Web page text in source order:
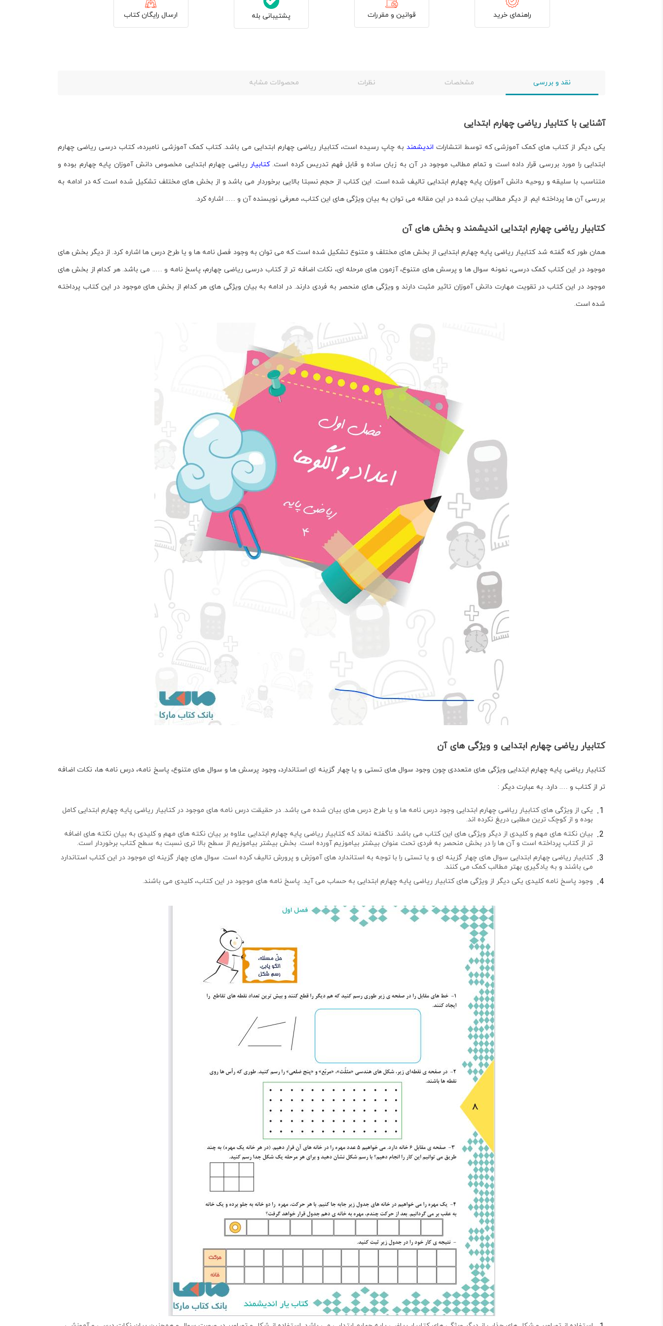
راهنمای خرید قوانین و مقررات پشتیبانی بله ارسال رایگان کتاب
نقد و بررسی مشخصات نظرات محصولات مشابه
آشنایی با کتابیار ریاضی چهارم ابتدایی
یکی دیگر از کتاب های کمک آموزشی که توسط انتشارات اندیشمند به چاپ رسیده است، کتابیار ریاضی چهارم ابتدایی می باشد. کتاب کمک آموزشی نامبرده، کتاب درسی ریاضی چهارم
ابتدایی را مورد بررسی قرار داده است و تمام مطالب موجود در آن به زبان ساده و قابل فهم تدریس کرده است.کتابیار ریاضی چهارم ابتدایی مخصوص دانش آموزان پایه چهارم بوده و
متناسب با سلیقه و روحیه دانش آموزان پایه چهارم ابتدایی تالیف شده است. این کتاب از حجم نسبتا بالایی برخوردار می باشد و از بخش های مختلف تشکیل شده است که در ادامه به
بررسی آن ها پرداخته ایم. از دیگر مطالب بیان شده در این مقاله می توان به بیان ویژگی های این کتاب، معرفی نویسنده آن و ….. اشاره کرد.
کتابیار ریاضی چهارم ابتدایی اندیشمند و بخش های آن
همان طور که گفته شد کتابیار ریاضی پایه چهارم ابتدایی از بخش های مختلف و متنوع تشکیل شده است که می توان به وجود فصل نامه ها و یا طرح درس ها اشاره کرد. از دیگر بخش های
موجود در این کتاب کمک درسی، نمونه سوال ها و پرسش های متنوع، آزمون های مرحله ای، نکات اضافه تر از کتاب درسی ریاضی چهارم، پاسخ نامه و ….. می باشد. هر کدام از بخش های
موجود در این کتاب در تقویت مهارت دانش آموزان تاثیر مثبت دارند و ویژگی های منحصر به فردی دارند. در ادامه به بیان ویژگی های هر کدام از بخش های موجود در این کتاب پرداخته
شده است.
کتابیار ریاضی چهارم ابتدایی و ویژگی های آن
کتابیار ریاضی پایه چهارم ابتدایی ویژگی های متعددی چون وجود سوال های تستی و یا چهار گزینه ای استاندارد، وجود پرسش ها و سوال های متنوع، پاسخ نامه، درس نامه ها، نکات اضافه
تر از کتاب و …. دارد. به عبارت دیگر :
یکی از ویژگی های کتابیار ریاضی چهارم ابتدایی وجود درس نامه ها و یا طرح درس های بیان شده می باشد. در حقیقت درس نامه های موجود در کتابیار ریاضی پایه چهارم ابتدایی کامل
بوده و از کوچک ترین مطلبی دریغ نکرده اند.
بیان نکته های مهم و کلیدی از دیگر ویژگی های این کتاب می باشد. ناگفته نماند که کتابیار ریاضی پایه چهارم ابتدایی علاوه بر بیان نکته های مهم و کلیدی به بیان نکته های اضافه
تر از کتاب پرداخته است و آن ها را در بخش منحصر به فردی تحت عنوان بیشتر بیاموزیم آورده است. بخش بیشتر بیاموزیم از سطح بالا تری نسبت به سطح کتاب برخوردار است.
کتابیار ریاضی چهارم ابتدایی سوال های چهار گزینه ای و یا تستی را با توجه به استاندارد های آموزش و پرورش تالیف کرده است. سوال های چهار گزینه ای موجود در این کتاب استاندارد
می باشند و به یادگیری بهتر مطالب کمک می کنند.
وجود پاسخ نامه کلیدی یکی دیگر از ویژگی های کتابیار ریاضی پایه چهارم ابتدایی به حساب می آید. پاسخ نامه های موجود در این کتاب، کلیدی می باشند.